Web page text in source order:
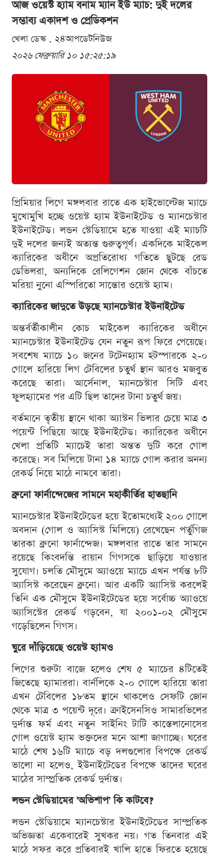
আজ ওয়েস্ট হ্যাম বনাম ম্যান ইউ ম্যাচ: দুই দলের
সম্ভাব্য একাদশ ও প্রেডিকশন
খেলা ডেস্ক . ২৪আপডেটনিউজ
২০২৬ ফেব্রুয়ারি ১০ ১৫:২৫:১৯
প্রিমিয়ার লিগে মঙ্গলবার রাতে এক হাইভোল্টেজ ম্যাচে
মুখোমুখি হচ্ছে ওয়েস্ট হ্যাম ইউনাইটেড ও ম্যানচেস্টার
ইউনাইটেড। লন্ডন স্টেডিয়ামে হতে যাওয়া এই ম্যাচটি
দুই দলের জন্যই অত্যন্ত গুরুত্বপূর্ণ। একদিকে মাইকেল
ক্যারিকের অধীনে অপ্রতিরোধ্য গতিতে ছুটছে রেড
ডেভিলরা, অন্যদিকে রেলিগেশন জোন থেকে বাঁচতে
মরিয়া নুনো এস্পিরিতো সান্তোর ওয়েস্ট হ্যাম।
ক্যারিকের জাদুতে উড়ছে ম্যানচেস্টার ইউনাইটেড
অন্তর্বর্তীকালীন কোচ মাইকেল ক্যারিকের অধীনে
ম্যানচেস্টার ইউনাইটেড যেন নতুন রূপ ফিরে পেয়েছে।
সবশেষ ম্যাচে ১০ জনের টটেনহ্যাম হটস্পারকে ২-০
গোলে হারিয়ে লিগ টেবিলের চতুর্থ স্থান আরও মজবুত
করেছে তারা। আর্সেনাল, ম্যানচেস্টার সিটি এবং
ফুলহ্যামের পর এটি ছিল তাদের টানা চতুর্থ জয়।
বর্তমানে তৃতীয় স্থানে থাকা অ্যাস্টন ভিলার চেয়ে মাত্র ৩
পয়েন্ট পিছিয়ে আছে ইউনাইটেড। ক্যারিকের অধীনে
খেলা প্রতিটি ম্যাচেই তারা অন্তত দুটি করে গোল
করেছে। সব মিলিয়ে টানা ১৪ ম্যাচে গোল করার অনন্য
রেকর্ড নিয়ে মাঠে নামবে তারা।
ব্রুনো ফার্নান্দেজের সামনে মহাকীর্তির হাতছানি
ম্যানচেস্টার ইউনাইটেডের হয়ে ইতোমধ্যেই ২০০ গোলে
অবদান (গোল ও অ্যাসিস্ট মিলিয়ে) রেখেছেন পর্তুগিজ
তারকা ব্রুনো ফার্নান্দেজ। মঙ্গলবার রাতে তার সামনে
রয়েছে কিংবদন্তি রায়ান গিগসকে ছাড়িয়ে যাওয়ার
সুযোগ। চলতি মৌসুমে অ্যাওয়ে ম্যাচে এখন পর্যন্ত ৮টি
অ্যাসিস্ট করেছেন ব্রুনো। আর একটি অ্যাসিস্ট করলেই
তিনি এক মৌসুমে ইউনাইটেডের হয়ে সর্বোচ্চ অ্যাওয়ে
অ্যাসিস্টের রেকর্ড গড়বেন, যা ২০০১-০২ মৌসুমে
গড়েছিলেন গিগস।
ঘুরে দাঁড়িয়েছে ওয়েস্ট হ্যামও
লিগের শুরুটা বাজে হলেও শেষ ৫ ম্যাচের ৪টিতেই
জিতেছে হ্যামাররা। বার্নলিকে ২-০ গোলে হারিয়ে তারা
এখন টেবিলের ১৮তম স্থানে থাকলেও সেফটি জোন
থেকে মাত্র ৩ পয়েন্ট দূরে। ক্রাইসেনসিও সামারভিলের
দুর্দান্ত ফর্ম এবং নতুন সাইনিং টাটি কাস্তেলানোসের
গোল ওয়েস্ট হ্যাম ভক্তদের মনে আশা জাগাচ্ছে। ঘরের
মাঠে শেষ ১৬টি ম্যাচে বড় দলগুলোর বিপক্ষে রেকর্ড
ভালো না হলেও, ইউনাইটেডের বিপক্ষে তাদের ঘরের
মাঠের সাম্প্রতিক রেকর্ড দুর্দান্ত।
লন্ডন স্টেডিয়ামের 'অভিশাপ' কি কাটবে?
লন্ডন স্টেডিয়ামে ম্যানচেস্টার ইউনাইটেডের সাম্প্রতিক
অভিজ্ঞতা একেবারেই সুখকর নয়। গত তিনবার এই
মাঠে সফর করে প্রতিবারই খালি হাতে ফিরতে হয়েছে